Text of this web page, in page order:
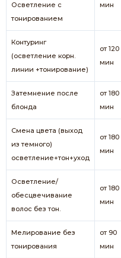
Осветление с
тонированием
мин
Контуринг
(осветление корн.
линии +тонирование)
от 120
мин
Затемнение после
блонда
от 180
мин
Смена цвета (выход
из темного)
осветление+тон+уход
от 180
мин
Осветление/
обесцвечивание
волос без тон.
от 180
мин
Мелирование без
тонирования
от 90
мин